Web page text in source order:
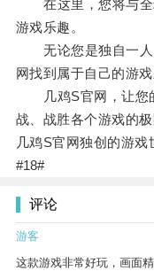
在这里，您将与全
游戏乐趣。
无论您是独自一人
网找到属于自己的游戏
几鸡S官网，让您
战、战胜各个游戏的
几鸡S官网独创的游戏
#18#
评论
游客
这款游戏非常好玩，画面精